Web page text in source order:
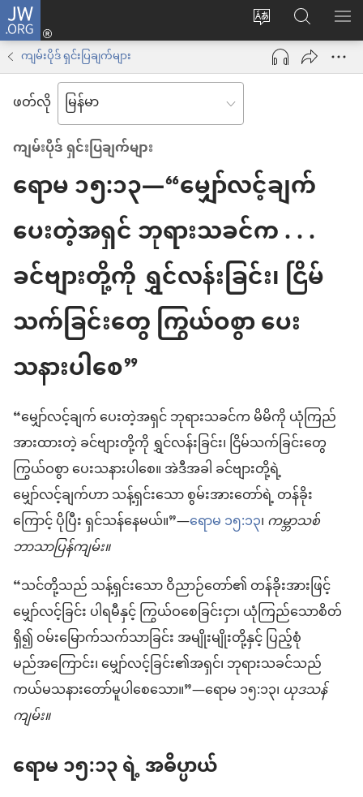
JW.ORG
ဝ
က်
ကို
ပြောင်း
Log
in
(window
အသစ်
ဖွ
နေ
ပါ
တယ်)
JW.ORG
ရှာ
ကျမ်းပိုဒ် ရှင်းပြချက်များ
ဖတ်လို
ကျမ်းပိုဒ် ရှင်းပြချက်များ
ရောမ ၁၅:၁၃—“မျှော်လင့်ချက်
ပေးတဲ့အရှင် ဘုရားသခင်က . . .
ခင်ဗျားတို့ကို ရွှင်လန်းခြင်း၊ ငြိမ်
သက်ခြင်းတွေ ကြွယ်ဝစွာ ပေး
သနားပါစေ”
“မျှော်လင့်ချက် ပေးတဲ့အရှင် ဘုရားသခင်က မိမိကို ယုံကြည်
အားထားတဲ့ ခင်ဗျားတို့ကို ရွှင်လန်းခြင်း၊ ငြိမ်သက်ခြင်းတွေ
ကြွယ်ဝစွာ ပေးသနားပါစေ။ အဲဒီအခါ ခင်ဗျားတို့ရဲ့
မျှော်လင့်ချက်ဟာ သန့်ရှင်းသော စွမ်းအားတော်ရဲ့ တန်ခိုး
ကြောင့် ပိုပြီး ရှင်သန်နေမယ်။”—ရောမ ၁၅:၁၃၊ကမ္ဘာသစ်
ဘာသာပြန်ကျမ်း။
“သင်တို့သည် သန့်ရှင်းသော ဝိညာဉ်တော်၏ တန်ခိုးအားဖြင့်
မျှော်လင့်ခြင်း ပါရမီနှင့် ကြွယ်ဝစေခြင်းငှာ၊ ယုံကြည်သောစိတ်
ရှိ၍ ဝမ်းမြောက်သက်သာခြင်း အမျိုးမျိုးတို့နှင့် ပြည့်စုံ
မည်အကြောင်း၊ မျှော်လင့်ခြင်း၏အရှင်၊ ဘုရားသခင်သည်
ကယ်မသနားတော်မူပါစေသော။”—ရောမ ၁၅:၁၃၊ယုဒသန်
ကျမ်း။
ရောမ ၁၅:၁၃ ရဲ့ အဓိပ္ပာယ်